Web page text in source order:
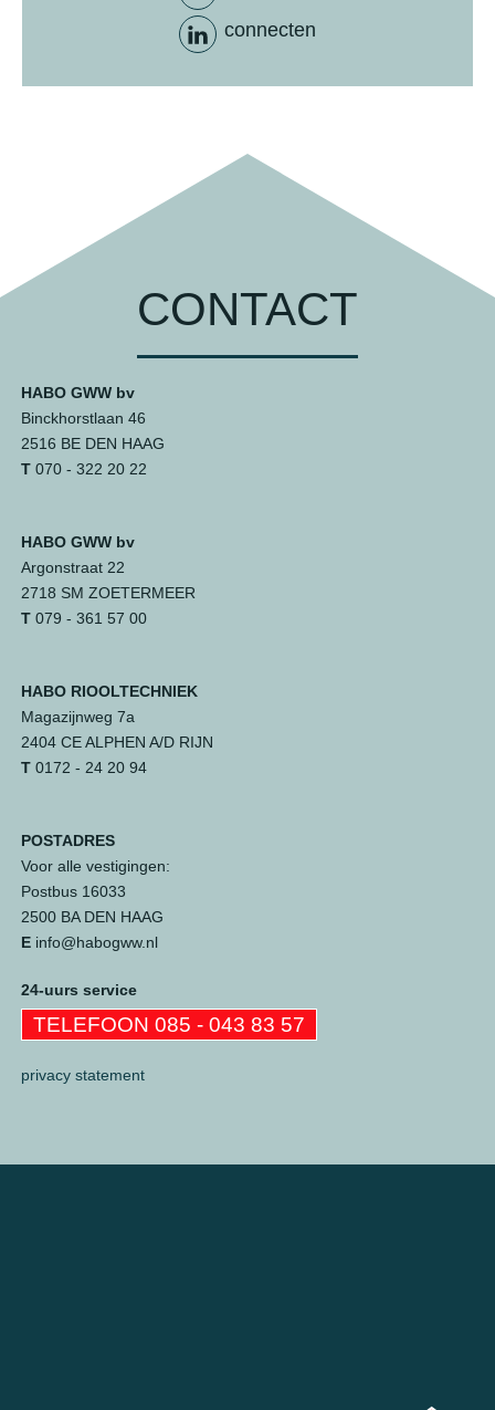
connecten
CONTACT
HABO GWW bv
Binckhorstlaan 46
2516 BE DEN HAAG
T070 - 322 20 22
HABO GWW bv
Argonstraat 22
2718 SM ZOETERMEER
T079 - 361 57 00
HABO RIOOLTECHNIEK
Magazijnweg 7a
2404 CE ALPHEN A/D RIJN
T0172 - 24 20 94
POSTADRES
Voor alle vestigingen:
Postbus 16033
2500 BA DEN HAAG
Einfo@habogww.nl
24-uurs service
TELEFOON 085 - 043 83 57
privacy statement